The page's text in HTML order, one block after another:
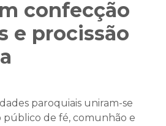
confecção
e procissão
paroquiais uniram-se
de fé, comunhão e